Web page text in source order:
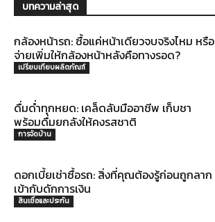
บทความล่าสุด
กล้องหน้ารถ: ซื้อแค่หน้าเดียวจบจริงไหม หรือ
จ่ายเพิ่มให้กล้องหน้าหลังคือทางรอด?
เปรียบเทียบผลิตภัณฑ์
ดื่มด่ำทุกหยด: เคล็ดลับมืออาชีพ เก็บชา
พร้อมดื่มยกลังให้คงรสชาติ
การจัดบ้าน
ดอกเบี้ยเช่าซื้อรถ: สิ่งที่คุณต้องรู้ก่อนถูกลาก
เข้ากับดักการเงิน
สินเชื่อและประกัน